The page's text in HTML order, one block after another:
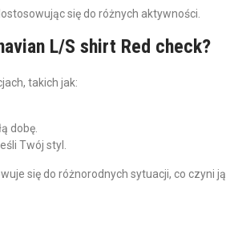
się do różnych aktywności.
L/S shirt Red check?
takich jak:
dobę.
Twój styl.
się do różnorodnych sytuacji, co czyni ją